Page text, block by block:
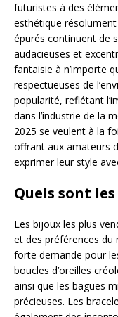
futuristes à des
esthétique
épurés continuent de
audacieuses et
fantaisie à n’importe
respectueuses de
popularité, reflétant
dans l’industrie de la
2025 se veulent à la
offrant aux amateurs
exprimer leur style
Quels sont
Les bijoux les plus
et des préférences
forte demande pour
boucles d’oreilles
ainsi que les bagues
précieuses. Les